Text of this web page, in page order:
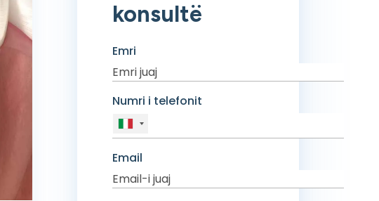
konsultë
Emri
Numri i telefonit
Email